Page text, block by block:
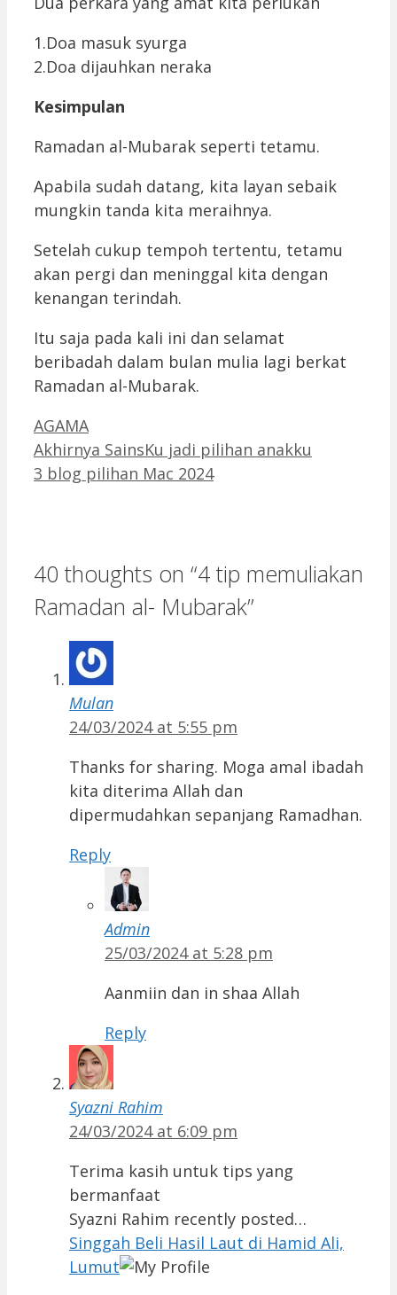
1.Doa masuk syurga
2.Doa dijauhkan neraka
Kesimpulan
Ramadan al-Mubarak seperti tetamu.
Apabila sudah datang, kita layan sebaik
mungkin tanda kita meraihnya.
Setelah cukup tempoh tertentu, tetamu
akan pergi dan meninggal kita dengan
kenangan terindah.
Itu saja pada kali ini dan selamat
beribadah dalam bulan mulia lagi berkat
Ramadan al-Mubarak.
Categories
AGAMA
Akhirnya SainsKu jadi pilihan anakku
3 blog pilihan Mac 2024
40 thoughts on “4 tip memuliakan
Ramadan al- Mubarak”
Mulan
24/03/2024 at 5:55 pm
Thanks for sharing. Moga amal ibadah
kita diterima Allah dan
dipermudahkan sepanjang Ramadhan.
Reply
Admin
25/03/2024 at 5:28 pm
Aanmiin dan in shaa Allah
Reply
Syazni Rahim
24/03/2024 at 6:09 pm
Terima kasih untuk tips yang
bermanfaat
Syazni Rahim recently posted…
Singgah Beli Hasil Laut di Hamid Ali,
Lumut